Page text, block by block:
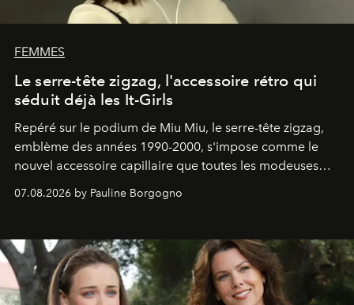
FEMMES
Le serre-tête zigzag, l'accessoire rétro qui
séduit déjà les It-Girls
Repéré sur le podium de Miu Miu, le serre-tête zigzag,
emblème des années 1990-2000, s'impose comme le
nouvel accessoire capillaire que toutes les modeuses
s'arrachent déjà.
07.08.2026 by Pauline Borgogno